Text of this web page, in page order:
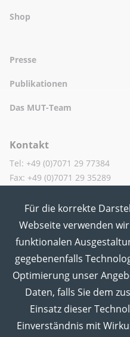
Shop
Presse
Publikationen
Das MUT-Team
Kontakt
Tel: +49 (0)7071 29 77384
Fax: +49 (0)7071 29 35289
MUT in den Sozialen
Für die korrekte
Webseite verwenden
funktionalen
gegebenenfalls
Optimierung unser
Daten, falls Sie dem
Einsatz dieser
Einverständnis mit